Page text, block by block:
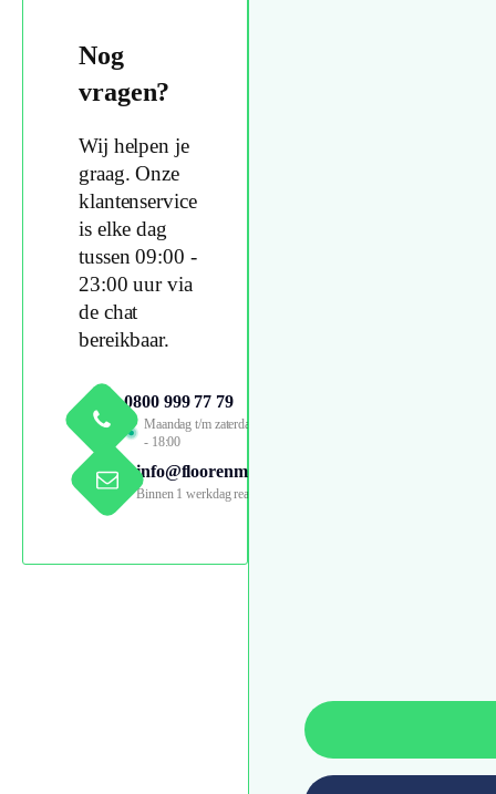
Nog
vragen?
Wij helpen je
graag. Onze
klantenservice
is elke dag
tussen 09:00 -
23:00 uur via
de chat
bereikbaar.
0800 999 77 79
Maandag t/m zaterdag 09:00
- 18:00
info@floorenmore.nl
Binnen 1 werkdag reactie